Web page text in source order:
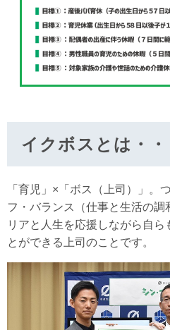
イクボスとは・・
「育児」×「ボス（上司）」。
フ・バランス（仕事と生活の調
リアと人生を応援しながら自ら
とができる上司のことです。